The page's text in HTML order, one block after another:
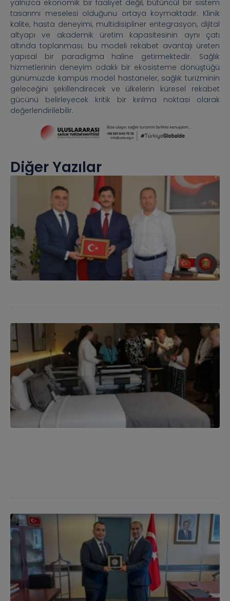
yalnızca ekonomik bir faaliyet değil, bütüncül bir sistem
tasarımı meselesi olduğunu ortaya koymaktadır. Klinik
kalite, hasta deneyimi, multidisipliner entegrasyon, dijital
altyapı ve akademik üretim kapasitesinin aynı çatı
altında toplanması; bu modeli rekabet avantajı üreten
yapısal bir paradigma haline getirmektedir. Sağlık
hizmetlerinin deneyim odaklı bir ekosisteme dönüştüğü
günümüzde kampüs model hastaneler, sağlık turizminin
geleceğini şekillendirecek ve ülkelerin küresel rekabet
gücünü belirleyecek kritik bir kırılma noktası olarak
değerlendirilebilir.
Diğer Yazılar